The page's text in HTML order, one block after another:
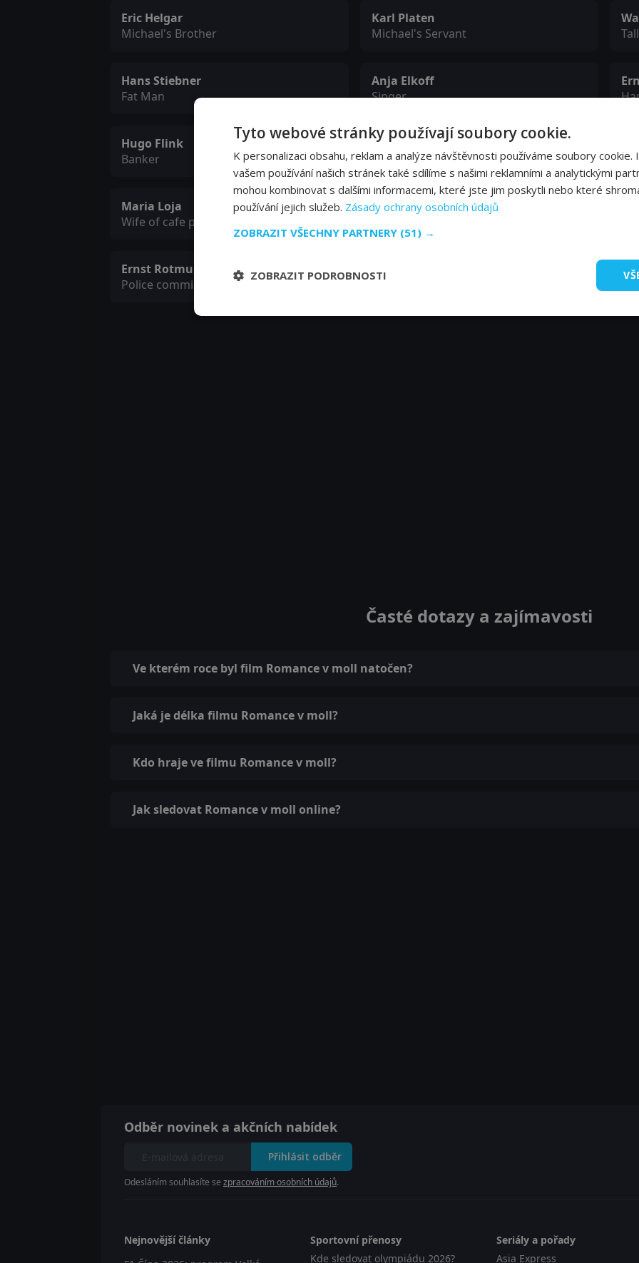
Eric Helgar
Michael's Brother
Karl Platen
Michael's Servant
Hans Stiebner
Fat Man
Anja Elkoff
Singer
Hugo Flink
Banker
Klaus Pohl
Pawnbroker
Maria Loja
Wife of cafe proprietor
Ethel Reschke
Ernst Rotmund
Police commissar
Walter Bechmann
Head waiter
Časté dotazy a zajímavosti
Ve kterém roce byl film Romance v moll natočen?
Jaká je délka filmu Romance v moll?
Kdo hraje ve filmu Romance v moll?
Jak sledovat Romance v moll online?
Odběr novinek a akčních nabídek
Přihlásit odběr
Odesláním souhlasíte se zpracováním osobních údajů.
Nejnovější články
Sportovní přenosy
Kde sledovat olympiádu 2026?
Seriály a pořady
Asia Express
Tyto webové stránky používají soubory cookie.
K personalizaci obsahu, reklam a analýze návštěvnosti používáme soubory cookie.
vašem používání našich stránek také sdílíme s našimi reklamními a analytickými
mohou kombinovat s dalšími informacemi, které jste jim poskytli nebo které
používání jejich služeb. Zásady ochrany osobních údajů
ZOBRAZIT VŠECHNY PARTNERY (51) →
ZOBRAZIT PODROBNOSTI